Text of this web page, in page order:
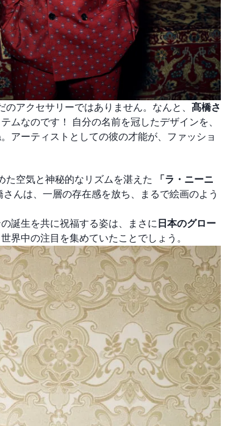
のアクセサリーではありません。なんと、 髙橋さ
ムなのです！ 自分の名前を冠したデザインを、
アーティストとしての彼の才能が、ファッショ
た空気と神秘的なリズムを湛えた
「ラ・ニーニ
んは、一層の存在感を放ち、まるで絵画のよう
誕生を共に祝福する姿は、まさに 日本のグロー
界中の注目を集めていたことでしょう。